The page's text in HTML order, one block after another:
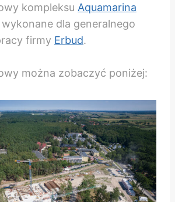
kompleksu Aquamarina
wykonane dla generalnego
firmy Erbud.
można zobaczyć poniżej: